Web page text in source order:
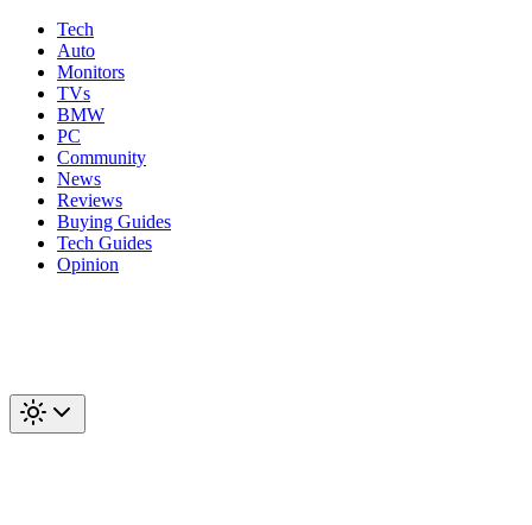
Tech
Auto
Monitors
TVs
BMW
PC
Community
News
Reviews
Buying Guides
Tech Guides
Opinion